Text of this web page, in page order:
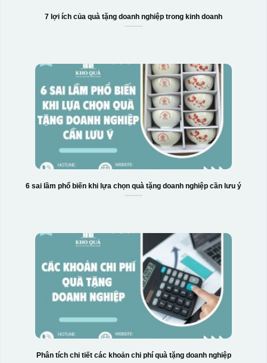
7 lợi ích của quà tặng doanh nghiệp trong kinh doanh
6 sai lầm phổ biến khi lựa chọn quà tặng doanh nghiệp cần lưu ý
Phân tích chi tiết các khoản chi phí quà tặng doanh nghiệp